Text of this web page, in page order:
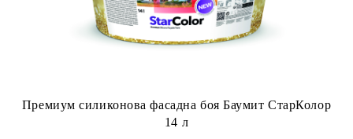
Премиум силиконова фасадна боя Баумит СтарКолор
14 л